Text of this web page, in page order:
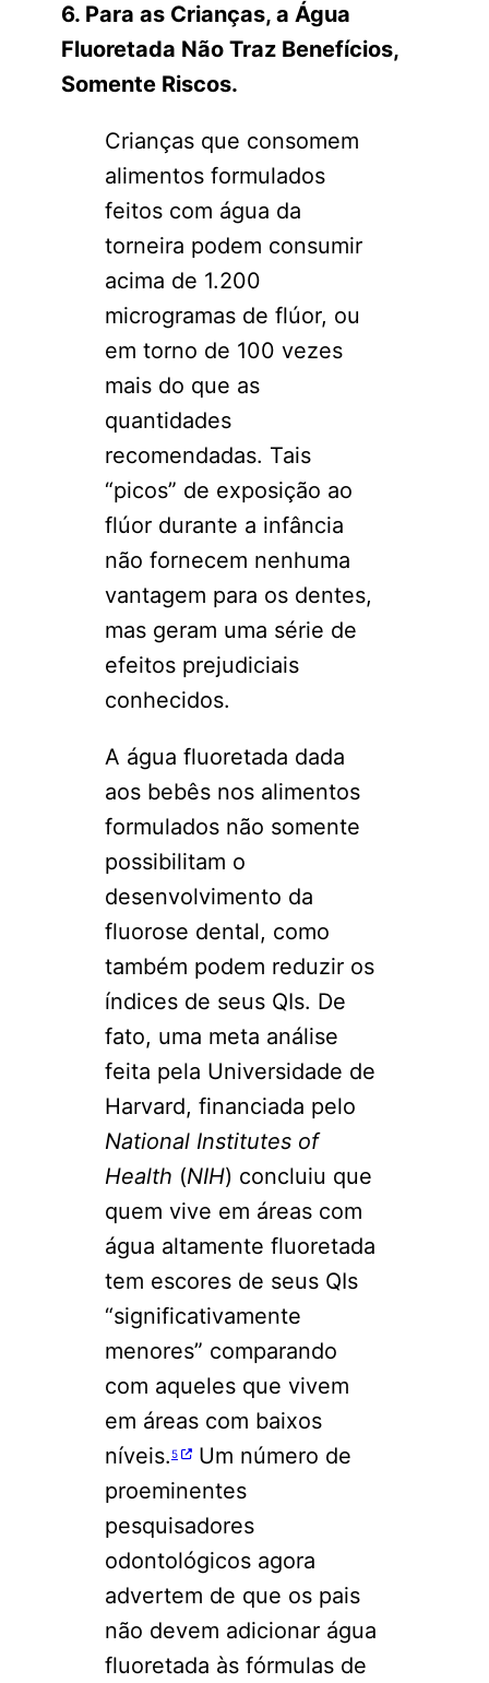
6. Para as Crianças, a Água
Fluoretada Não Traz Benefícios,
Somente Riscos.
Crianças que consomem
alimentos formulados
feitos com água da
torneira podem consumir
acima de 1.200
microgramas de flúor, ou
em torno de 100 vezes
mais do que as
quantidades
recomendadas. Tais
“picos” de exposição ao
flúor durante a infância
não fornecem nenhuma
vantagem para os dentes,
mas geram uma série de
efeitos prejudiciais
conhecidos.
A água fluoretada dada
aos bebês nos alimentos
formulados não somente
possibilitam o
desenvolvimento da
fluorose dental, como
também podem reduzir os
índices de seus QIs. De
fato, uma meta análise
feita pela Universidade de
Harvard, financiada pelo
National Institutes of
Health (NIH) concluiu que
quem vive em áreas com
água altamente fluoretada
tem escores de seus QIs
“significativamente
menores” comparando
com aqueles que vivem
em áreas com baixos
níveis.5
Um número de
proeminentes
pesquisadores
odontológicos agora
advertem de que os pais
não devem adicionar água
fluoretada às fórmulas de